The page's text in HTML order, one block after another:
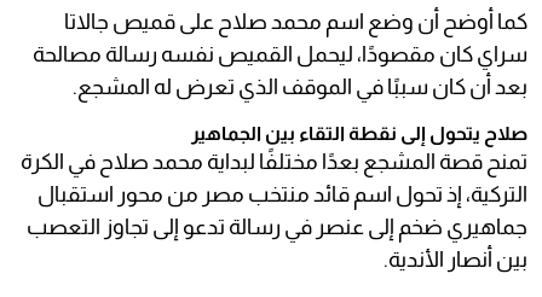
كما أوضح أن وضع اسم محمد صلاح على قميص جالاتا
سراي كان مقصودًا، ليحمل القميص نفسه رسالة مصالحة
بعد أن كان سببًا في الموقف الذي تعرض له المشجع.
صلاح يتحول إلى نقطة التقاء بين الجماهير
تمنح قصة المشجع بعدًا مختلفًا لبداية محمد صلاح في الكرة
التركية، إذ تحول اسم قائد منتخب مصر من محور استقبال
جماهيري ضخم إلى عنصر في رسالة تدعو إلى تجاوز التعصب
بين أنصار الأندية.